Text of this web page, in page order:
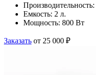
Производительность:
Емкость: 2 л.
Мощность: 800 Вт
Заказать от 25 000 ₽